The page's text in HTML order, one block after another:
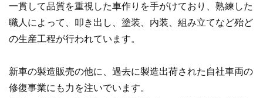
一貫して品質を重視した車作りを手がけており、熟練した
職人によって、叩き出し、塗装、内装、組み立てなど殆ど
の生産工程が行われています。
新車の製造販売の他に、過去に製造出荷された自社車両の
修復事業にも力を注いでいます。